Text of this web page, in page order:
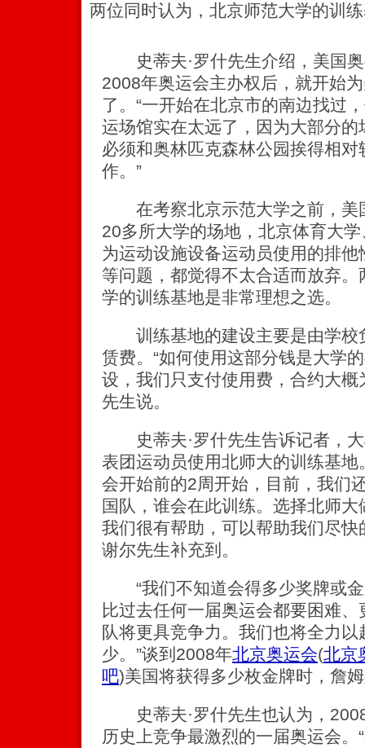
两位同时认为，北京师范大学的训
史蒂夫·罗什先生介绍，美国奥
2008年奥运会主办权后，就开始
了。“一开始在北京市的南边找过
运场馆实在太远了，因为大部分
必须和奥林匹克森林公园挨得相
作。”
在考察北京示范大学之前，美
20多所大学的场地，北京体育大
为运动设施设备运动员使用的排
等问题，都觉得不太合适而放弃
学的训练基地是非常理想之选。
训练基地的建设主要是由学校
赁费。“如何使用这部分钱是大学
设，我们只支付使用费，合约大概
先生说。
史蒂夫·罗什先生告诉记者，大
表团运动员使用北师大的训练基地
会开始前的2周开始，目前，我们
国队，谁会在此训练。选择北师
我们很有帮助，可以帮助我们尽快
谢尔先生补充到。
“我们不知道会得多少奖牌或金
比过去任何一届奥运会都要困难
队将更具竞争力。我们也将全力
少。”谈到2008年北京奥运会(北京
吧)美国将获得多少枚金牌时，詹
史蒂夫·罗什先生也认为，
历史上竞争最激烈的一届奥运会。